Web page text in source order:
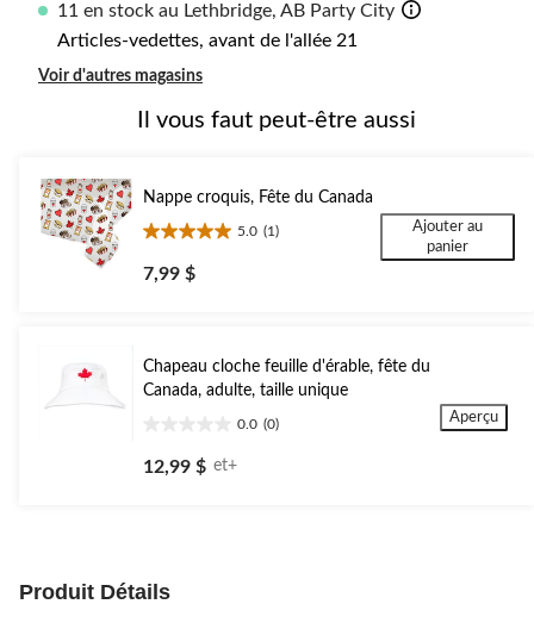
11 en stock au Lethbridge, AB Party City
Articles-vedettes, avant de l'allée 21
Voir d'autres magasins
Il vous faut peut-être aussi
Nappe croquis, Fête du Canada
5.0 (1)
5.0
étoile(s)
sur
7,99 $
Ajouter au
panier
Chapeau cloche feuille d'érable, fête du
Canada, adulte, taille unique
0.0 (0)
étoile(s)
sur
12,99 $ et+
Aperçu
Produit Détails